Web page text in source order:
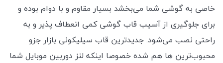
خاصی به گوشی شما می‌بخشد بسیار مقاوم و با دوام بوده و
برای جلوگیری از آسیب قاب گوشی کمی انعطاف پذیر و به
راحتی نصب می‌شود. جدیدترین قاب سیلیکونی بازار جزو
محبوب‌ترین ها هم شده خصوصا اینکه لنز دوربین موبایل شما